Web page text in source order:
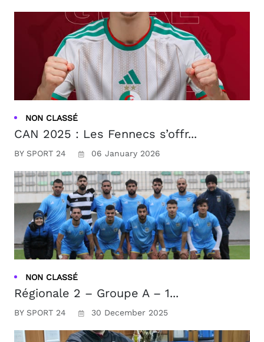
NON CLASSÉ
CAN 2025 : Les Fennecs s’offr...
BY SPORT 24 06 January 2026
NON CLASSÉ
Régionale 2 – Groupe A – 1...
BY SPORT 24 30 December 2025